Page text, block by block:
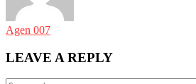
Agen 007
LEAVE A REPLY